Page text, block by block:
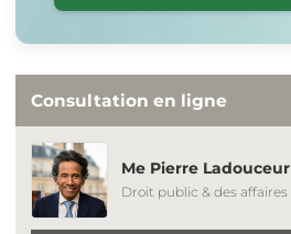
Consultation en ligne
Me Pierre Ladouceur
Droit public & des affaires